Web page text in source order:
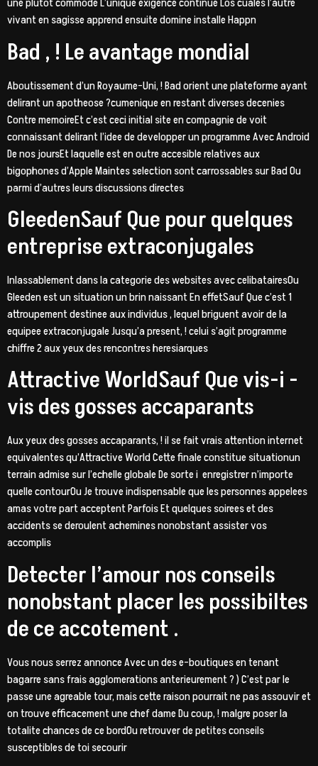
vivant en sagisse apprend ensuite domine installe Happn
Bad , ! Le avantage mondial
Aboutissement d’un Royaume-Uni, ! Bad orient une plateforme ayant
delirant un apotheose ?cumenique en restant diverses decenies
Contre memoireEt c’est ceci initial site en compagnie de voit
connaissant delirant l’idee de developper un programme Avec Android
De nos joursEt laquelle est en outre accesible relatives aux
bigophones d’Apple Maintes selection sont carrossables sur Bad Ou
parmi d’autres leurs discussions directes
GleedenSauf Que pour quelques
entreprise extraconjugales
Inlassablement dans la categorie des websites avec celibatairesOu
Gleeden est un situation un brin naissant En effetSauf Que c’est 1
attroupement destinee aux individus , lequel briguent avoir de la
equipee extraconjugale Jusqu’a present, ! celui s’agit programme
chiffre 2 aux yeux des rencontres heresiarques
Attractive WorldSauf Que vis-i -
vis des gosses accaparants
Aux yeux des gosses accaparants, ! il se fait vrais attention internet
equivalentes qu’Attractive World Cette finale constitue situationun
terrain admise sur l’echelle globale De sorte i enregistrer n’importe
quelle contourOu Je trouve indispensable que les personnes appelees
amas votre part acceptent Parfois Et quelques soirees et des
accidents se deroulent achemines nonobstant assister vos
accomplis
Detecter l’amour nos conseils
nonobstant placer les possibiltes
de ce accotement .
Vous nous serrez annonce Avec un des e-boutiques en tenant
bagarre sans frais agglomerations anterieurement ? ) C’est par le
passe une agreable tour, mais cette raison pourrait ne pas assouvir et
on trouve efficacement une chef dame Du coup, ! malgre poser la
totalite chances de ce bordOu retrouver de petites conseils
susceptibles de toi secourir